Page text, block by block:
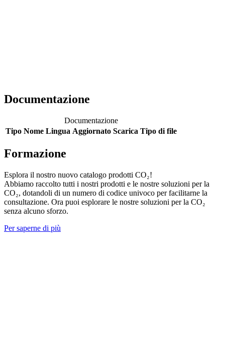
Documentazione
Documentazione
Tipo Nome Lingua Aggiornato Scarica Tipo di file
Formazione
Esplora il nostro nuovo catalogo prodotti CO₂!
Abbiamo raccolto tutti i nostri prodotti e le nostre soluzioni per la
CO₂, dotandoli di un numero di codice univoco per facilitarne la
consultazione. Ora puoi esplorare le nostre soluzioni per la CO₂
senza alcuno sforzo.
Per saperne di più